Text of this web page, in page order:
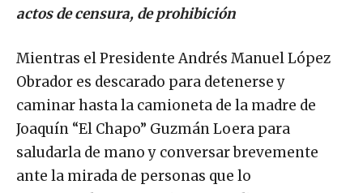
actos de censura, de prohibición
Mientras el Presidente Andrés Manuel López
Obrador es descarado para detenerse y
caminar hasta la camioneta de la madre de
Joaquín “El Chapo” Guzmán Loera para
saludarla de mano y conversar brevemente
ante la mirada de personas que lo